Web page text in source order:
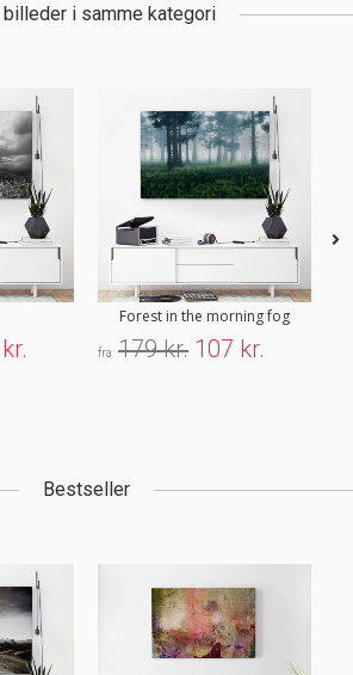
billeder i samme kategori
Forest in the morning fog
fra 179 kr. 107 kr.
Bestseller